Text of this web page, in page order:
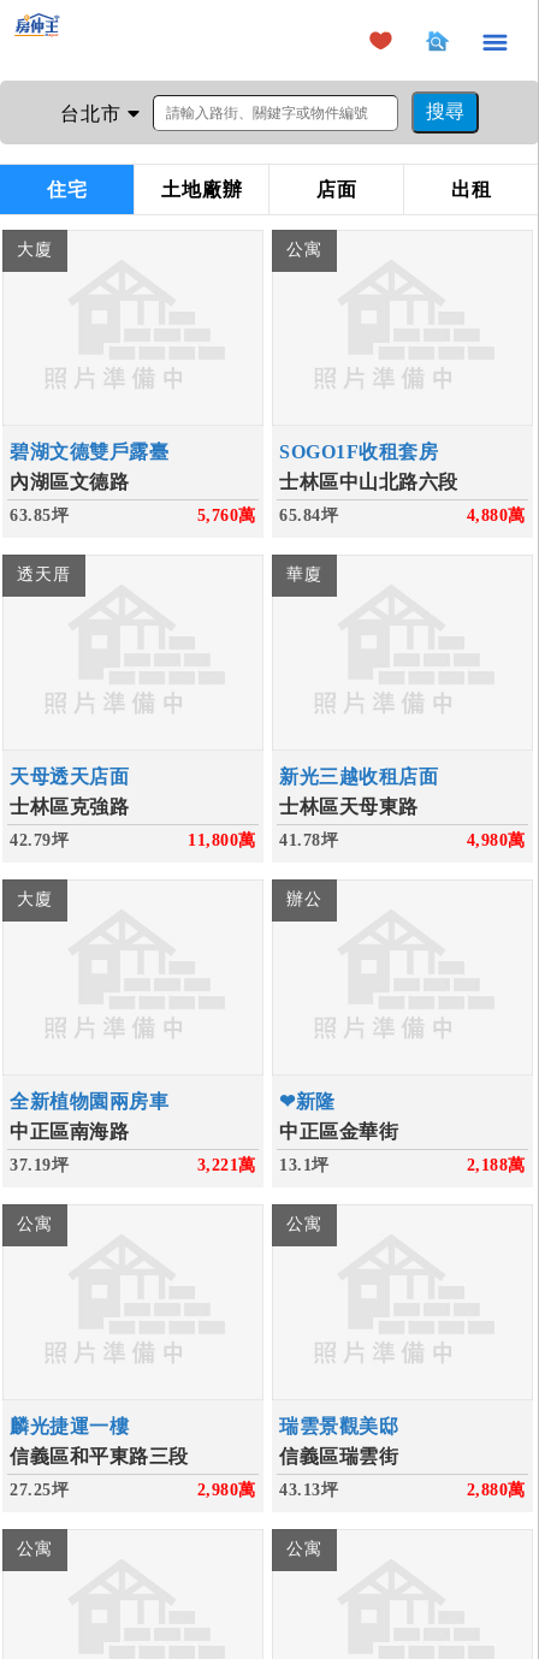
×
台北市
住宅 土地廠辦 店面 出租
大廈
碧湖文德雙戶露臺
內湖區文德路
63.85坪 5,760萬
公寓
SOGO1F收租套房
士林區中山北路六段
65.84坪 4,880萬
透天厝
天母透天店面
士林區克強路
42.79坪 11,800萬
華廈
新光三越收租店面
士林區天母東路
41.78坪 4,980萬
大廈
全新植物園兩房車
中正區南海路
37.19坪 3,221萬
辦公
❤新隆
中正區金華街
13.1坪 2,188萬
公寓
麟光捷運一樓
信義區和平東路三段
27.25坪 2,980萬
公寓
瑞雲景觀美邸
信義區瑞雲街
43.13坪 2,880萬
公寓 公寓